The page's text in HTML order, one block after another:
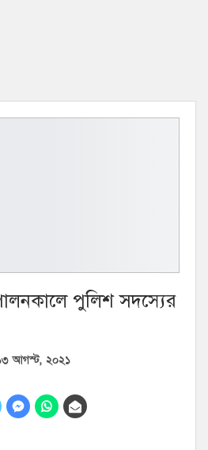
পুলিশ সদস্যের
আগস্ট, ২০২১